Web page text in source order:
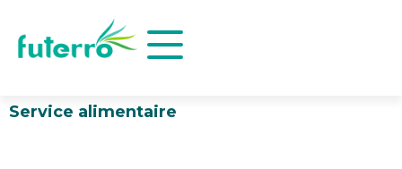
Service alimentaire